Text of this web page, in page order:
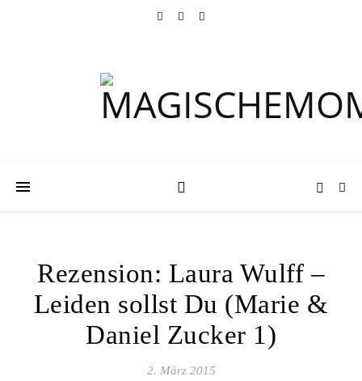
Rezension: Laura Wulff –
Leiden sollst Du (Marie &
Daniel Zucker 1)
2. März 2015